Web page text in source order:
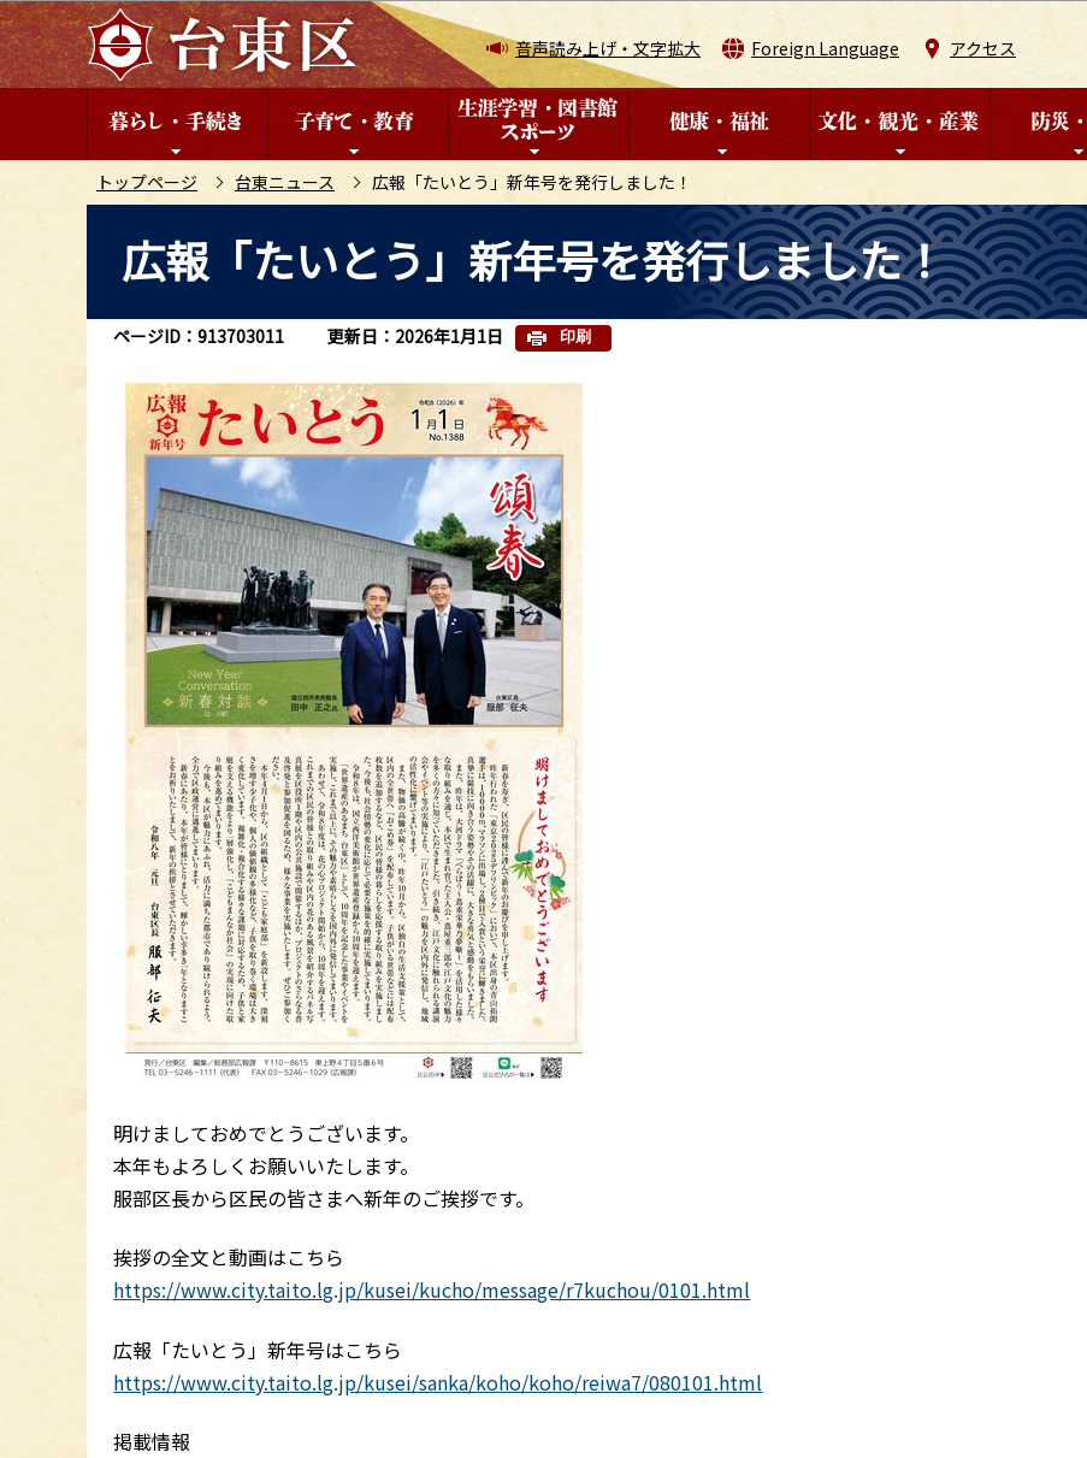
こ
の
ペ
音声読み上げ・文字拡大 Foreign Language アクセス
トップページ 台東ニュース 広報「たいとう」新年号を発行しました！
こ
広報「たいとう」新年号を発行しました！
ページID：913703011 更新日：2026年1月1日 印刷
明けましておめでとうございます。
本年もよろしくお願いいたします。
服部区長から区民の皆さまへ新年のご挨拶です。
挨拶の全文と動画はこちら
https://www.city.taito.lg.jp/kusei/kucho/message/r7kuchou/0101.html
広報「たいとう」新年号はこちら
https://www.city.taito.lg.jp/kusei/sanka/koho/koho/reiwa7/080101.html
掲載情報